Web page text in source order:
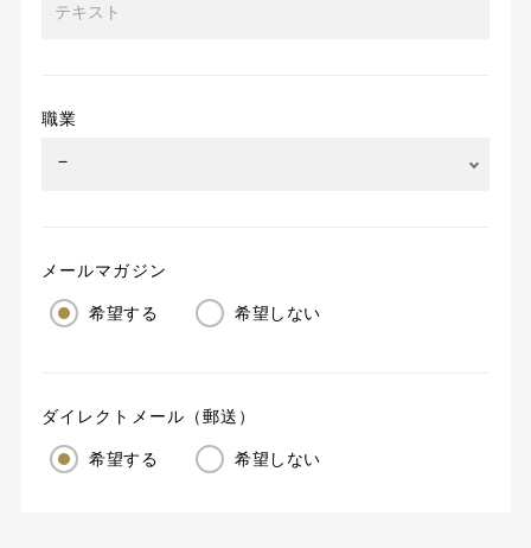
職業
メールマガジン
希望する 希望しない
ダイレクトメール（郵送）
希望する 希望しない